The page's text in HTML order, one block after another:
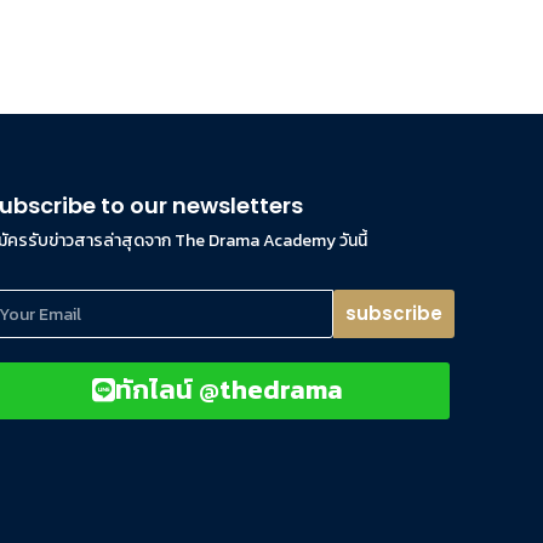
to our newsletters
ครรับข่าวสารล่าสุดจาก The Drama Academy วันนี้
subscribe
ทักไลน์ @thedrama